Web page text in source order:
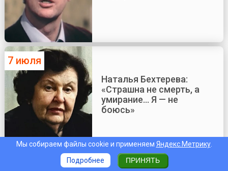
7 июля
Наталья Бехтерева:
«Страшна не смерть, а
умирание... Я — не
боюсь»
Мы собираем файлы cookie и применяем Яндекс.Метрику.
Подробнее
ПРИНЯТЬ